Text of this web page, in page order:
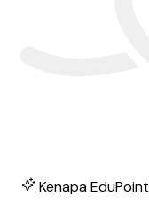
Kenapa EduPoint